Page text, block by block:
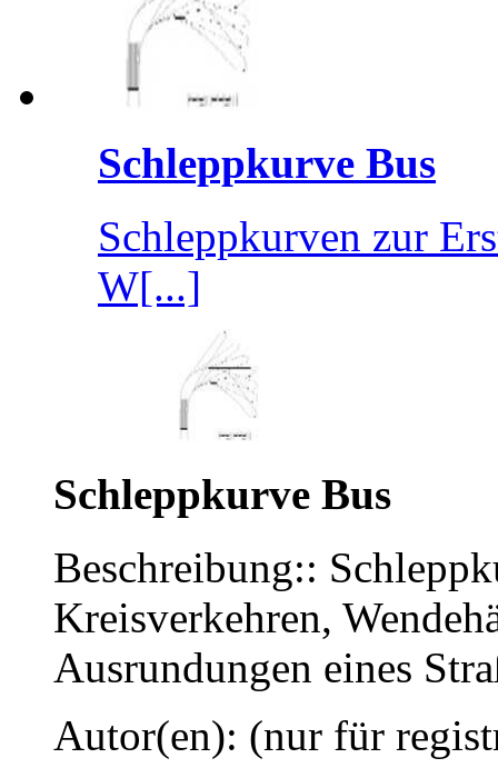
Schleppkurve Bus
Schleppkurven zur
W[...]
Schleppkurve Bus
Beschreibung::
Kreisverkehren,
Ausrundungen eines
Autor(en): (nur für